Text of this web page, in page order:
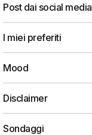
Post dai social media
I miei preferiti
Mood
Disclaimer
Sondaggi